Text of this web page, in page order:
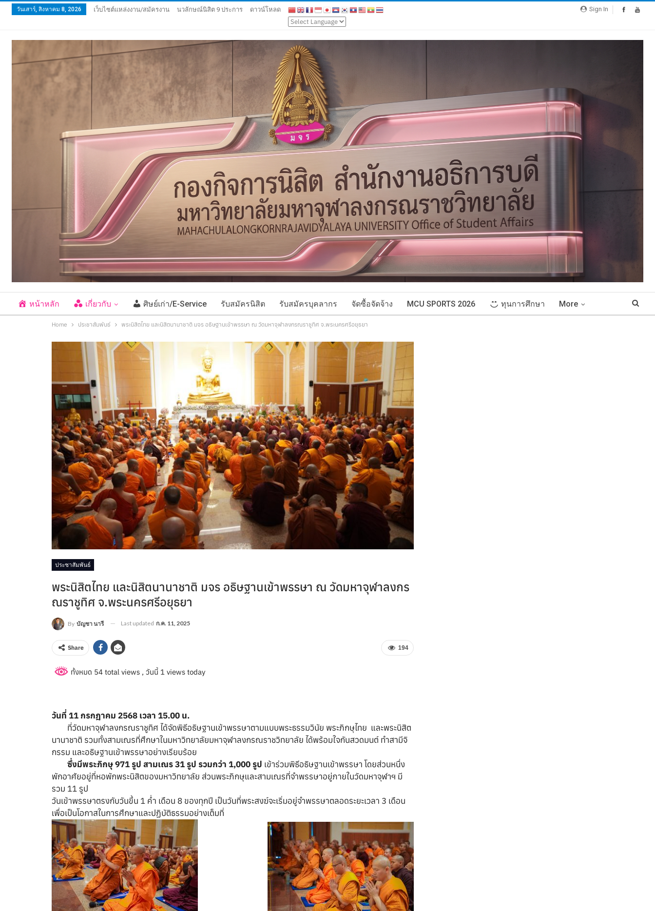
Sign In
วันเสาร์, สิงหาคม 8, 2026 เว็บไซต์แหล่งงาน/สมัครงาน นวลักษณ์นิสิต 9 ประการ ดาวน์โหลด
หน้าหลัก เกี่ยวกับ ศิษย์เก่า/E-Service รับสมัครนิสิต รับสมัครบุคลากร จัดซื้อจัดจ้าง MCU SPORTS 2026 ทุนการศึกษา More
Home ประชาสัมพันธ์ พระนิสิตไทย และนิสิตนานาชาติ มจร อธิษฐานเข้าพรรษา ณ วัดมหาจุฬาลงกรณราชูทิศ จ.พระนครศรีอยุธยา
ประชาสัมพันธ์
พระนิสิตไทย และนิสิตนานาชาติ มจร อธิษฐานเข้าพรรษา ณ วัดมหาจุฬาลงกร
ณราชูทิศ จ.พระนครศรีอยุธยา
By บัญชา นารี Last updated ก.ค. 11, 2025
194
Share
ทั้งหมด 54 total views , วันนี้ 1 views today
วันที่ 11 กรกฎาคม 2568 เวลา 15.00 น.
ที่วัดมหาจุฬาลงกรณราชูทิศ ได้จัดพิธีอธิษฐานเข้าพรรษาตามแบบพระธรรมวินัย พระภิกษุไทย และพระนิสิต
นานาชาติ รวมทั้งสามเณรที่ศึกษาในมหาวิทยาลัยมหาจุฬาลงกรณราชวิทยาลัย ได้พร้อมใจกันสวดมนต์ ทำสามีจิ
กรรม และอธิษฐานเข้าพรรษาอย่างเรียบร้อย
ซึ่งมีพระภิกษุ 971 รูป สามเณร 31 รูป รวมกว่า 1,000 รูป เข้าร่วมพิธีอธิษฐานเข้าพรรษา โดยส่วนหนึ่ง
พักอาศัยอยู่ที่หอพักพระนิสิตของมหาวิทยาลัย ส่วนพระภิกษุและสามเณรที่จำพรรษาอยู่ภายในวัดมหาจุฬาฯ มี
รวม 11 รูป
วันเข้าพรรษาตรงกับวันขึ้น 1 ค่ำ เดือน 8 ของทุกปี เป็นวันที่พระสงฆ์จะเริ่มอยู่จำพรรษาตลอดระยะเวลา 3 เดือน
เพื่อเป็นโอกาสในการศึกษาและปฏิบัติธรรมอย่างเต็มที่